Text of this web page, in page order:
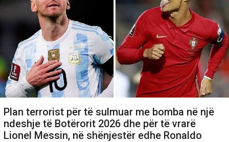
Plan terrorist për të sulmuar me bomba në një
ndeshje të Botërorit 2026 dhe për të vrarë
Lionel Messin, në shënjestër edhe Ronaldo